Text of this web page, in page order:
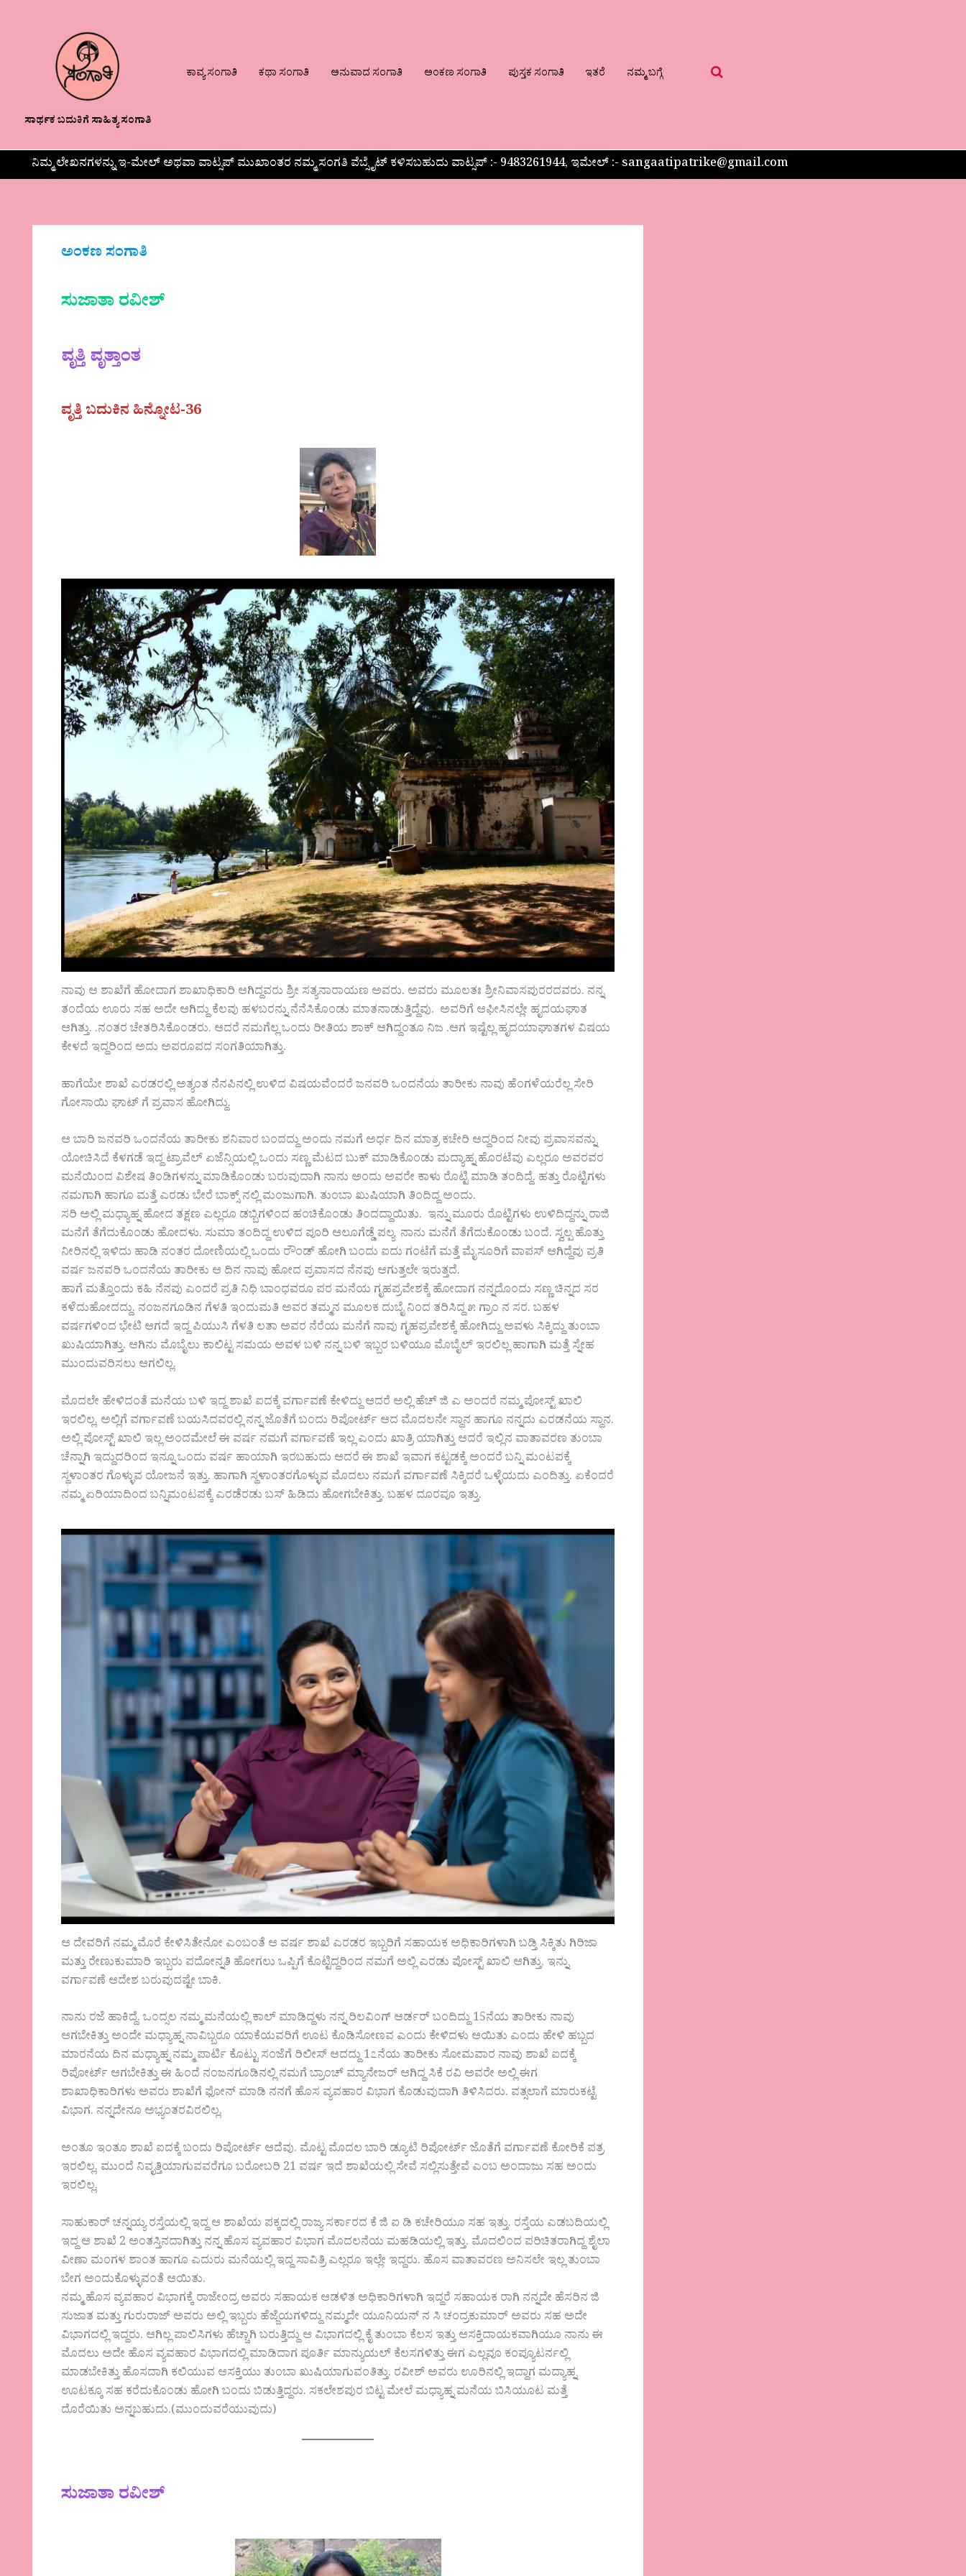
ಸಾರ್ಥಕ ಬದುಕಿಗೆ ಸಾಹಿತ್ಯ ಸಂಗಾತಿ
ಕಾವ್ಯ ಸಂಗಾತಿ ಕಥಾ ಸಂಗಾತಿ ಅನುವಾದ ಸಂಗಾತಿ ಅಂಕಣ ಸಂಗಾತಿ ಪುಸ್ತಕ ಸಂಗಾತಿ ಇತರೆ ನಮ್ಮ ಬಗ್ಗೆ
ನಿಮ್ಮ ಲೇಖನಗಳನ್ನು ಇ-ಮೇಲ್ ಅಥವಾ ವಾಟ್ಸಪ್ ಮುಖಾಂತರ ನಮ್ಮ ಸಂಗತಿ ವೆಬ್ಸೈಟ್ ಕಳಿಸಬಹುದು ವಾಟ್ಸಪ್‌ :- 9483261944, ಇಮೇಲ್ :- sangaatipatrike@gmail.com
ಅಂಕಣ ಸಂಗಾತಿ
ಸುಜಾತಾ ರವೀಶ್
ವೃತ್ತಿ ವೃತ್ತಾಂತ
ವೃತ್ತಿ ಬದುಕಿನ ಹಿನ್ನೋಟ-36
ನಾವು ಆ ಶಾಖೆಗೆ ಹೋದಾಗ ಶಾಖಾಧಿಕಾರಿ ಆಗಿದ್ದವರು ಶ್ರೀ ಸತ್ಯನಾರಾಯಣ ಅವರು. ಅವರು ಮೂಲತಃ ಶ್ರೀನಿವಾಸಪುರರದವರು. ನನ್ನ
ತಂದೆಯ ಊರು ಸಹ ಅದೇ ಆಗಿದ್ದು ಕೆಲವು ಹಳಬರನ್ನು ನೆನೆಸಿಕೊಂಡು ಮಾತನಾಡುತ್ತಿದ್ದೆವು. ಅವರಿಗೆ ಆಫೀಸಿನಲ್ಲೇ ಹೃದಯಘಾತ
ಆಗಿತ್ತು. .ನಂತರ ಚೇತರಿಸಿಕೊಂಡರು. ಆದರೆ ನಮಗೆಲ್ಲ ಒಂದು ರೀತಿಯ ಶಾಕ್ ಆಗಿದ್ದಂತೂ ನಿಜ .ಆಗ ಇಷ್ಟೆಲ್ಲ ಹೃದಯಾಘಾತಗಳ ವಿಷಯ
ಕೇಳದೆ ಇದ್ದರಿಂದ ಅದು ಅಪರೂಪದ ಸಂಗತಿಯಾಗಿತ್ತು.
ಹಾಗೆಯೇ ಶಾಖೆ ಎರಡರಲ್ಲಿ ಅತ್ಯಂತ ನೆನಪಿನಲ್ಲಿ ಉಳಿದ ವಿಷಯವೆಂದರೆ ಜನವರಿ ಒಂದನೆಯ ತಾರೀಕು ನಾವು ಹೆಂಗಳೆಯರೆಲ್ಲ ಸೇರಿ
ಗೋಸಾಯಿ ಘಾಟ್ ಗೆ ಪ್ರವಾಸ ಹೋಗಿದ್ದು.
ಆ ಬಾರಿ ಜನವರಿ ಒಂದನೆಯ ತಾರೀಕು ಶನಿವಾರ ಬಂದದ್ದು ಅಂದು ನಮಗೆ ಅರ್ಧ ದಿನ ಮಾತ್ರ ಕಚೇರಿ ಆದ್ದರಿಂದ ನೀವು ಪ್ರವಾಸವನ್ನು
ಯೋಚಿಸಿದೆ ಕೆಳಗಡೆ ಇದ್ದ ಟ್ರಾವೆಲ್ ಏಜೆನ್ಸಿಯಲ್ಲಿ ಒಂದು ಸಣ್ಣ ಮೆಟದ ಬುಕ್ ಮಾಡಿಕೊಂಡು ಮದ್ಯಾಹ್ನ ಹೊರಟೆವು ಎಲ್ಲರೂ ಅವರವರ
ಮನೆಯಿಂದ ವಿಶೇಷ ತಿಂಡಿಗಳನ್ನು ಮಾಡಿಕೊಂಡು ಬರುವುದಾಗಿ ನಾನು ಅಂದು ಅವರೇ ಕಾಳು ರೊಟ್ಟಿ ಮಾಡಿ ತಂದಿದ್ದೆ. ಹತ್ತು ರೊಟ್ಟಿಗಳು
ನಮಗಾಗಿ ಹಾಗೂ ಮತ್ತೆ ಎರಡು ಬೇರೆ ಬಾಕ್ಸ್ ನಲ್ಲಿ ಮಂಜುಗಾಗಿ. ತುಂಬಾ ಖುಷಿಯಾಗಿ ತಿಂದಿದ್ದ ಅಂದು.
ಸರಿ ಅಲ್ಲಿ ಮಧ್ಯಾಹ್ನ ಹೋದ ತಕ್ಷಣ ಎಲ್ಲರೂ ಡಬ್ಬಿಗಳಿಂದ ಹಂಚಿಕೊಂಡು ತಿಂದದ್ದಾಯಿತು. ಇನ್ನು ಮೂರು ರೊಟ್ಟಿಗಳು ಉಳಿದಿದ್ದನ್ನು ರಾಜಿ
ಮನೆಗೆ ತೆಗೆದುಕೊಂಡು ಹೋದಳು. ಸುಮಾ ತಂದಿದ್ದ ಉಳಿದ ಪೂರಿ ಆಲೂಗೆಡ್ಡೆ ಪಲ್ಯ ನಾನು ಮನೆಗೆ ತೆಗೆದುಕೊಂಡು ಬಂದೆ. ಸ್ವಲ್ಪ ಹೊತ್ತು
ನೀರಿನಲ್ಲಿ ಇಳಿದು ಹಾಡಿ ನಂತರ ದೋಣಿಯಲ್ಲಿ ಒಂದು ರೌಂಡ್ ಹೋಗಿ ಬಂದು ಐದು ಗಂಟೆಗೆ ಮತ್ತೆ ಮೈಸೂರಿಗೆ ವಾಪಸ್ ಆಗಿದ್ದೆವು ಪ್ರತಿ
ವರ್ಷ ಜನವರಿ ಒಂದನೆಯ ತಾರೀಕು ಆ ದಿನ ನಾವು ಹೋದ ಪ್ರವಾಸದ ನೆನಪು ಆಗುತ್ತಲೇ ಇರುತ್ತದೆ.
ಹಾಗೆ ಮತ್ತೊಂದು ಕಹಿ ನೆನಪು ಎಂದರೆ ಪ್ರತಿ ನಿಧಿ ಬಾಂಧವರೂ ಪರ ಮನೆಯ ಗೃಹಪ್ರವೇಶಕ್ಕೆ ಹೋದಾಗ ನನ್ನದೊಂದು ಸಣ್ಣ ಚಿನ್ನದ ಸರ
ಕಳೆದುಹೋದದ್ದು. ನಂಜನಗೂಡಿನ ಗೆಳತಿ ಇಂದುಮತಿ ಅವರ ತಮ್ಮನ ಮೂಲಕ ದುಬೈ ನಿಂದ ತರಿಸಿದ್ದ ೫ ಗ್ರಾಂ ನ‌ ಸರ. ಬಹಳ
ವರ್ಷಗಳಿಂದ ಭೇಟಿ ಆಗದೆ ಇದ್ದ ಪಿಯುಸಿ ಗೆಳತಿ ಲತಾ ಅವರ ನೆರೆಯ ಮನೆಗೆ ನಾವು ಗೃಹಪ್ರವೇಶಕ್ಕೆ ಹೋಗಿದ್ದು ಅವಳು ಸಿಕ್ಕಿದ್ದು ತುಂಬಾ
ಖುಷಿಯಾಗಿತ್ತು. ಆಗಿನು ಮೊಬೈಲು ಕಾಲಿಟ್ಟ ಸಮಯ ಅವಳ ಬಳಿ ನನ್ನ ಬಳಿ ಇಬ್ಬರ ಬಳಿಯೂ ಮೊಬೈಲ್ ಇರಲಿಲ್ಲ ಹಾಗಾಗಿ ಮತ್ತೆ ಸ್ನೇಹ
ಮುಂದುವರಿಸಲು ಆಗಲಿಲ್ಲ.
ಮೊದಲೇ ಹೇಳಿದಂತೆ ಮನೆಯ ಬಳಿ ಇದ್ದ ಶಾಖೆ ಐದಕ್ಕೆ ವರ್ಗಾವಣೆ ಕೇಳಿದ್ದು ಆದರೆ ಅಲ್ಲಿ ಹೆಚ್ ಜಿ ಎ ಅಂದರೆ ನಮ್ಮ ಪೋಸ್ಟ್ ಖಾಲಿ
ಇರಲಿಲ್ಲ. ಅಲ್ಲಿಗೆ ವರ್ಗಾವಣೆ ಬಯಸಿದವರಲ್ಲಿ ನನ್ನ ಜೊತೆಗೆ ಬಂದು ರಿಪೋರ್ಟ್ ಆದ ಮೊದಲನೇ ಸ್ಥಾನ ಹಾಗೂ ನನ್ನದು ಎರಡನೆಯ ಸ್ಥಾನ.
ಅಲ್ಲಿ ಪೋಸ್ಟ್ ಖಾಲಿ ಇಲ್ಲ ಅಂದಮೇಲೆ ಈ ವರ್ಷ ನಮಗೆ ವರ್ಗಾವಣೆ ಇಲ್ಲ ಎಂದು ಖಾತ್ರಿ ಯಾಗಿತ್ತು ಆದರೆ ಇಲ್ಲಿನ ವಾತಾವರಣ ತುಂಬಾ
ಚೆನ್ನಾಗಿ ಇದ್ದುದರಿಂದ ಇನ್ನೂ ಒಂದು ವರ್ಷ ಹಾಯಾಗಿ ಇರಬಹುದು ಆದರೆ ಈ ಶಾಖೆ ಇವಾಗ ಕಟ್ಟಡಕ್ಕೆ ಅಂದರೆ ಬನ್ನಿ ಮಂಟಪಕ್ಕೆ
ಸ್ಥಳಾಂತರ ಗೊಳ್ಳುವ ಯೋಜನೆ ಇತ್ತು. ಹಾಗಾಗಿ ಸ್ಥಳಾಂತರಗೊಳ್ಳುವ ಮೊದಲು ನಮಗೆ ವರ್ಗಾವಣೆ ಸಿಕ್ಕಿದರೆ ಒಳ್ಳೆಯದು ಎಂದಿತ್ತು. ಏಕೆಂದರೆ
ನಮ್ಮ ಏರಿಯಾದಿಂದ ಬನ್ನಿಮಂಟಪಕ್ಕೆ ಎರಡೆರಡು ಬಸ್ ಹಿಡಿದು ಹೋಗಬೇಕಿತ್ತು. ಬಹಳ ದೂರವೂ ಇತ್ತು.
ಆ ದೇವರಿಗೆ ನಮ್ಮ ಮೊರೆ ಕೇಳಿಸಿತೇನೋ ಎಂಬಂತೆ ಆ ವರ್ಷ ಶಾಖೆ ಎರಡರ ಇಬ್ಬರಿಗೆ ಸಹಾಯಕ ಅಧಿಕಾರಿಗಳಾಗಿ ಬಡ್ತಿ ಸಿಕ್ಕಿತು ಗಿರಿಜಾ
ಮತ್ತು ರೇಣುಕುಮಾರಿ ಇಬ್ಬರು ಪದೋನ್ನತಿ ಹೋಗಲು ಒಪ್ಪಿಗೆ ಕೊಟ್ಟಿದ್ದರಿಂದ ನಮಗೆ ಅಲ್ಲಿ ಎರಡು ಪೋಸ್ಟ್ ಖಾಲಿ ಆಗಿತ್ತು, ಇನ್ನು
ವರ್ಗಾವಣೆ ಆದೇಶ ಬರುವುದಷ್ಟೇ ಬಾಕಿ.
ನಾನು ರಜೆ ಹಾಕಿದ್ದೆ. ಒಂದ್ಸಲ ನಮ್ಮ ಮನೆಯಲ್ಲಿ ಕಾಲ್ ಮಾಡಿದ್ದಳು ನನ್ನ ರಿಲವಿಂಗ್ ಆರ್ಡರ್ ಬಂದಿದ್ದು 15ನೆಯ ತಾರೀಕು ನಾವು
ಆಗಬೇಕಿತ್ತು ಅಂದೇ ಮಧ್ಯಾಹ್ನ ನಾವಿಬ್ಬರೂ ಯಾಕೆಯವರಿಗೆ ಊಟ ಕೊಡಿಸೋಣವ ಎಂದು ಕೇಳಿದಳು ಆಯಿತು ಎಂದು ಹೇಳಿ ಹಬ್ಬದ
ಮಾರನೆಯ ದಿನ ಮಧ್ಯಾಹ್ನ ನಮ್ಮ ಪಾರ್ಟಿ ಕೊಟ್ಟು ಸಂಜೆಗೆ ರಿಲೀಸ್ ಆದದ್ದು 1೭ನೆಯ ತಾರೀಕು ಸೋಮವಾರ ನಾವು ಶಾಖೆ ಐದಕ್ಕೆ
ರಿಪೋರ್ಟ್ ಆಗಬೇಕಿತ್ತು ಈ ಹಿಂದೆ ನಂಜನಗೂಡಿನಲ್ಲಿ ನಮಗೆ ಬ್ರಾಂಚ್ ಮ್ಯಾನೇಜರ್ ಆಗಿದ್ದ ಸಿಕೆ ರವಿ ಅವರೇ ಅಲ್ಲಿ ಈಗ
ಶಾಖಾಧಿಕಾರಿಗಳು ಅವರು ಶಾಖೆಗೆ ಫೋನ್ ಮಾಡಿ ನನಗೆ ಹೊಸ ವ್ಯವಹಾರ ವಿಭಾಗ ಕೊಡುವುದಾಗಿ ತಿಳಿಸಿದರು. ವತ್ಸಲಾಗೆ ಮಾರುಕಟ್ಟೆ
ವಿಭಾಗ. ನನ್ನದೇನೂ ಅಭ್ಯಂತರವಿರಲಿಲ್ಲ.
ಅಂತೂ ಇಂತೂ ಶಾಖೆ ಐದಕ್ಕೆ ಬಂದು ರಿಪೋರ್ಟ್ ಆದೆವು. ಮೊಟ್ಟ ಮೊದಲ ಬಾರಿ ಡ್ಯೂಟಿ ರಿಪೋರ್ಟ್ ಜೊತೆಗೆ ವರ್ಗಾವಣೆ ಕೋರಿಕೆ ಪತ್ರ
ಇರಲಿಲ್ಲ. ಮುಂದೆ ನಿವೃತ್ತಿಯಾಗುವವರೆಗೂ ಬರೋಬರಿ 21 ವರ್ಷ ಇದೆ ಶಾಖೆಯಲ್ಲಿ ಸೇವೆ ಸಲ್ಲಿಸುತ್ತೇವೆ ಎಂಬ ಅಂದಾಜು ಸಹ ಅಂದು
ಇರಲಿಲ್ಲ.
ಸಾಹುಕಾರ್ ಚನ್ನಯ್ಯ ರಸ್ತೆಯಲ್ಲಿ ಇದ್ದ ಆ ಶಾಖೆಯ ಪಕ್ಕದಲ್ಲಿ ರಾಜ್ಯ ಸರ್ಕಾರದ ಕೆ ಜಿ ಐ ಡಿ ಕಚೇರಿಯೂ ಸಹ ಇತ್ತು. ರಸ್ತೆಯ ಎಡಬದಿಯಲ್ಲಿ
ಇದ್ದ ಆ ಶಾಖೆ 2 ಅಂತಸ್ತಿನದಾಗಿತ್ತು ನನ್ನ ಹೊಸ ವ್ಯವಹಾರ ವಿಭಾಗ ಮೊದಲನೆಯ ಮಹಡಿಯಲ್ಲಿ ಇತ್ತು. ಮೊದಲಿಂದ ಪರಿಚಿತರಾಗಿದ್ದ ಶೈಲಾ
ವೀಣಾ ಮಂಗಳ ಶಾಂತ ಹಾಗೂ ಎದುರು ಮನೆಯಲ್ಲಿ ಇದ್ದ ಸಾವಿತ್ರಿ ಎಲ್ಲರೂ ಇಲ್ಲೇ ಇದ್ದರು. ಹೊಸ ವಾತಾವರಣ ಅನಿಸಲೇ ಇಲ್ಲ ತುಂಬಾ
ಬೇಗ ಅಂದುಕೊಳ್ಳುವಂತೆ ಆಯಿತು.
ನಮ್ಮ ಹೊಸ ವ್ಯವಹಾರ ವಿಭಾಗಕ್ಕೆ ರಾಜೇಂದ್ರ ಅವರು ಸಹಾಯಕ ಆಡಳಿತ ಅಧಿಕಾರಿಗಳಾಗಿ ಇದ್ದರೆ ಸಹಾಯಕ ರಾಗಿ ನನ್ನದೇ ಹೆಸರಿನ ಜಿ
ಸುಜಾತ ಮತ್ತು ಗುರುರಾಜ್ ಅವರು ಅಲ್ಲಿ ಇಬ್ಬರು ಹೆಜ್ಜೆಯಗಳಿದ್ದು ನಮ್ಮದೇ ಯೂನಿಯನ್ ನ ಸಿ ಚಂದ್ರಕುಮಾರ್ ಅವರು ಸಹ ಅದೇ
ವಿಭಾಗದಲ್ಲಿ ಇದ್ದರು. ಆಗಿಲ್ಲ ಪಾಲಿಸಿಗಳು ಹೆಚ್ಚಾಗಿ ಬರುತ್ತಿದ್ದು ಆ ವಿಭಾಗದಲ್ಲಿ ಕೈ ತುಂಬಾ ಕೆಲಸ ಇತ್ತು ಆಸಕ್ತಿದಾಯಕವಾಗಿಯೂ ನಾನು ಈ
ಮೊದಲು ಅದೇ ಹೊಸ ವ್ಯವಹಾರ ವಿಭಾಗದಲ್ಲಿ ಮಾಡಿದಾಗ ಪೂರ್ತಿ ಮಾನ್ಯುಯಲ್ ಕೆಲಸಗಳಿತ್ತು ಈಗ ಎಲ್ಲವೂ ಕಂಪ್ಯೂಟರ್ನಲ್ಲಿ
ಮಾಡಬೇಕಿತ್ತು ಹೊಸದಾಗಿ ಕಲಿಯುವ ಆಸಕ್ತಿಯು ತುಂಬಾ ಖುಷಿಯಾಗುವಂತಿತ್ತು.‌ ರವೀಶ್ ಅವರು ಊರಿನಲ್ಲಿ ಇದ್ದಾಗ ಮದ್ಯಾಹ್ನ
ಊಟಕ್ಕೂ ಸಹ ಕರೆದುಕೊಂಡು ಹೋಗಿ ಬಂದು ಬಿಡುತ್ತಿದ್ದರು. ಸಕಲೇಶಪುರ ಬಿಟ್ಟ ಮೇಲೆ ಮಧ್ಯಾಹ್ನ ಮನೆಯ ಬಿಸಿಯೂಟ ಮತ್ತೆ
ದೊರೆಯಿತು ಅನ್ನಬಹುದು.(ಮುಂದುವರೆಯುವುದು)
ಸುಜಾತಾ ರವೀಶ್